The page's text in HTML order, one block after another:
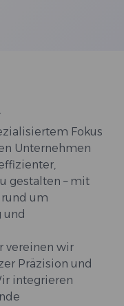
Fokus
Unternehmen
gestalten – mit
um
und
vereinen wir
Präzision und
integrieren